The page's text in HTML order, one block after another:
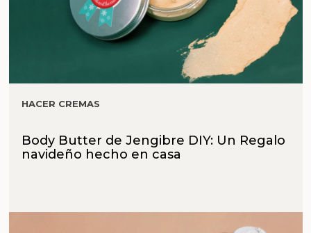
HACER CREMAS
Body Butter de Jengibre DIY: Un Regalo
navideño hecho en casa